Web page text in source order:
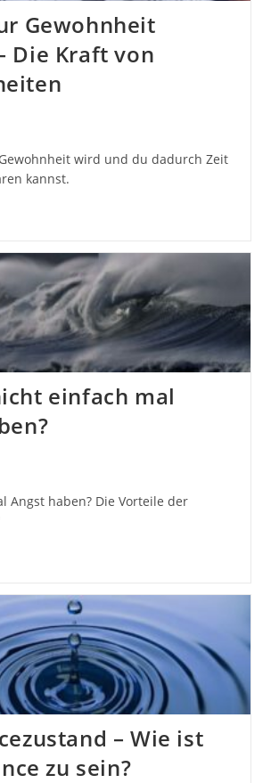
Gewohnheit
Die Kraft von
wird und du dadurch Zeit
kannst.
einfach mal
Angst haben? Die Vorteile der
– Wie ist
zu sein?